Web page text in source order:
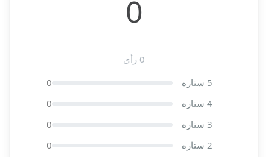
0
0 رأی
5 ستاره
0
4 ستاره
0
3 ستاره
0
2 ستاره
0